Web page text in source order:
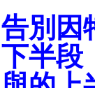
告別因
下半段